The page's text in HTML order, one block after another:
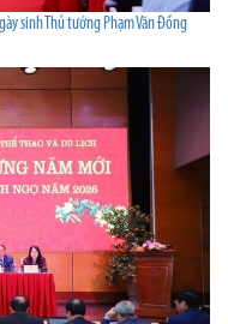
sinh Thủ tướng Phạm Văn Đồng